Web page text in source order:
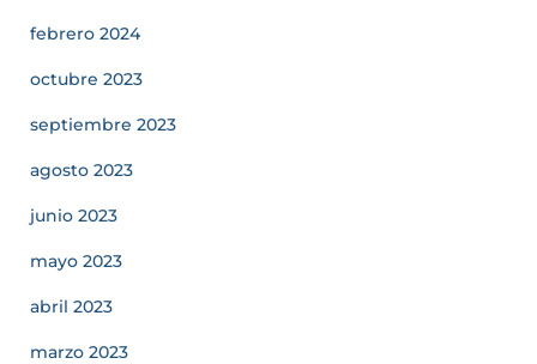
febrero 2024
octubre 2023
septiembre 2023
agosto 2023
junio 2023
mayo 2023
abril 2023
marzo 2023